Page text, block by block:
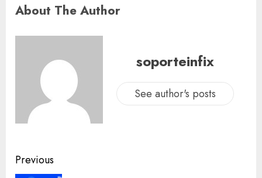
About The Author
soporteinfix
See author's posts
Previous